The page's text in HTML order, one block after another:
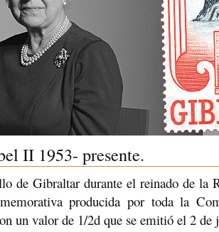
II 1953- presente.
de Gibraltar durante el reinado de la
producida por toda la
un valor de 1/2d que se emitió el 2 de